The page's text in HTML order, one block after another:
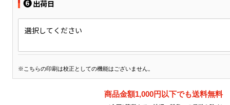
❻出荷日
選択してください
※こちらの印刷は校正としての機能はございません。
商品金額1,000円以下でも送料無料